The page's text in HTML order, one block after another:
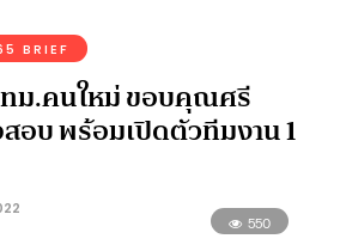
BRIEF
ทม.คนใหม่ ขอบคุณศรี
บ พร้อมเปิดตัวทีมงาน 1
550